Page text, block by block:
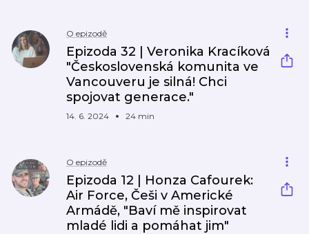
O epizodě
Epizoda 32 | Veronika Kracíková
"Československá komunita ve
Vancouveru je silná! Chci
spojovat generace."
14. 6. 2024 24 min
O epizodě
Epizoda 12 | Honza Cafourek:
Air Force, Češi v Americké
Armádě, "Baví mě inspirovat
mladé lidi a pomáhat jim"